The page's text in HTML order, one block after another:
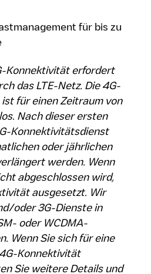
für bis zu
Konnektivität erfordert
das LTE-Netz. Die 4G-
für einen Zeitraum von
Nach dieser ersten
Konnektivitätsdienst
oder jährlichen
werden. Wenn
abgeschlossen wird,
ausgesetzt. Wir
oder 3G-Dienste in
oder WCDMA-
Wenn Sie sich für eine
Konnektivität
Sie weitere Details und